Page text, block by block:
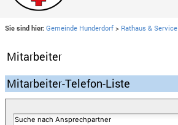
Sie sind hier: Gemeinde Hunderdorf > Rathaus & Service
Mitarbeiter
Mitarbeiter-Telefon-Liste